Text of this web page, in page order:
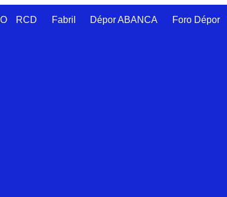
RCD Fabril Dépor ABANCA Foro Dépor